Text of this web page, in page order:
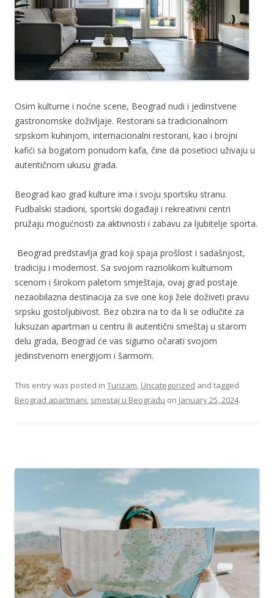
Osim kulturne i noćne scene, Beograd nudi i jedinstvene
gastronomske doživljaje. Restorani sa tradicionalnom
srpskom kuhinjom, internacionalni restorani, kao i brojni
kafići sa bogatom ponudom kafa, čine da posetioci uživaju u
autentičnom ukusu grada.
Beograd kao grad kulture ima i svoju sportsku stranu.
Fudbalski stadioni, sportski događaji i rekreativni centri
pružaju mogućnosti za aktivnosti i zabavu za ljubitelje sporta.
Beograd predstavlja grad koji spaja prošlost i sadašnjost,
tradiciju i modernost. Sa svojom raznolikom kulturnom
scenom i širokom paletom smještaja, ovaj grad postaje
nezaobilazna destinacija za sve one koji žele doživeti pravu
srpsku gostoljubivost. Bez obzira na to da li se odlučite za
luksuzan apartman u centru ili autentični smeštaj u starom
delu grada, Beograd će vas sigurno očarati svojom
jedinstvenom energijom i šarmom.
This entry was posted in Turizam, Uncategorized and tagged
Beograd apartmani, smestaj u Beogradu on January 25, 2024.